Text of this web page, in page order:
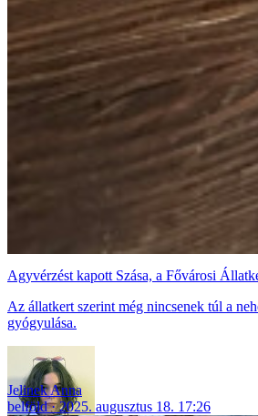
Agyvérzést kapott Szása, a Fővárosi
Az állatkert szerint még nincsenek túl a
gyógyulása.
Jelinek Anna
belföld
2025. augusztus 18. 17:26